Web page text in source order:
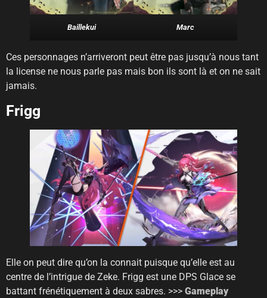
Baillekui Marc
Ces personnages n’arriveront peut être pas jusqu’à nous tant
la license ne nous parle pas mais bon ils sont là et on ne sait
jamais.
Frigg
Elle on peut dire qu’on la connait puisque qu’elle est au
centre de l’intrigue de Zeke. Frigg est une DPS Glace se
battant frénétiquement à deux sabres. >>> Gameplay